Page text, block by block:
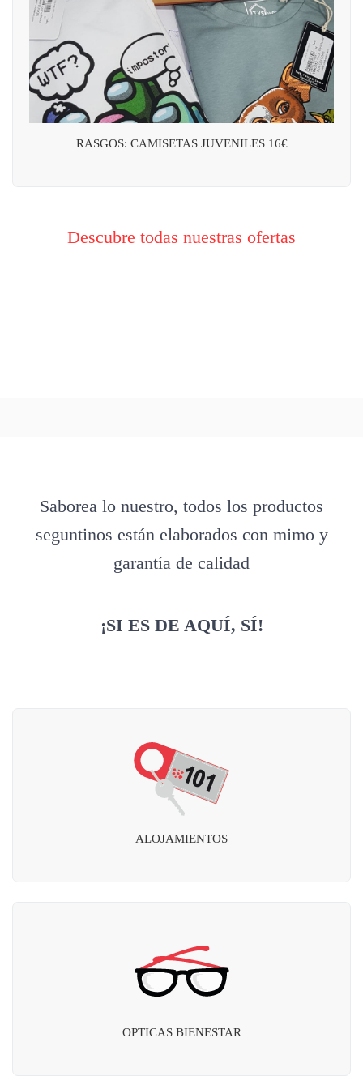
RASGOS: CAMISETAS JUVENILES 16€
Descubre todas nuestras ofertas
Saborea lo nuestro, todos los productos
seguntinos están elaborados con mimo y
garantía de calidad
¡SI ES DE AQUÍ, SÍ!
ALOJAMIENTOS
OPTICAS BIENESTAR